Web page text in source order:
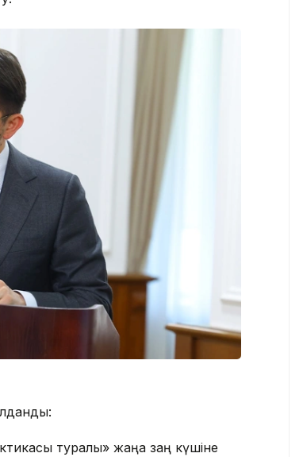
туралы» жаңа заң күшіне